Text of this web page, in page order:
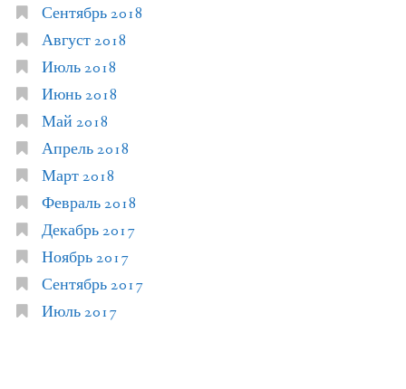
Сентябрь 2018
Август 2018
Июль 2018
Июнь 2018
Май 2018
Апрель 2018
Март 2018
Февраль 2018
Декабрь 2017
Ноябрь 2017
Сентябрь 2017
Июль 2017